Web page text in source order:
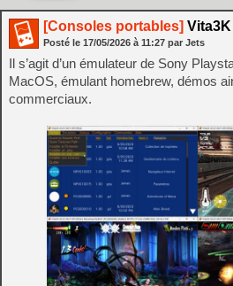
[Consoles portables] Vita3K
Posté le 17/05/2026 à 11:27 par Jets
Il s’agit d’un émulateur de Sony
MacOS, émulant homebrew, démos
commerciaux.